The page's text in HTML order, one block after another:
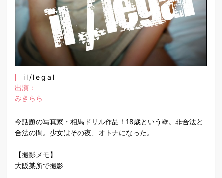
il/legal
出演：
みきらら
今話題の写真家・相馬ドリル作品！18歳という壁。非合法と
合法の間。少女はその夜、オトナになった。
【撮影メモ】
大阪某所で撮影